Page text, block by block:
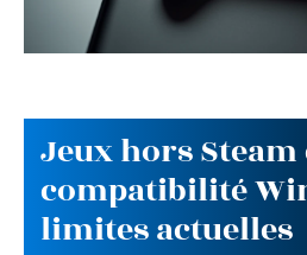
Jeux hors Steam
compatibilité
limites actuelles